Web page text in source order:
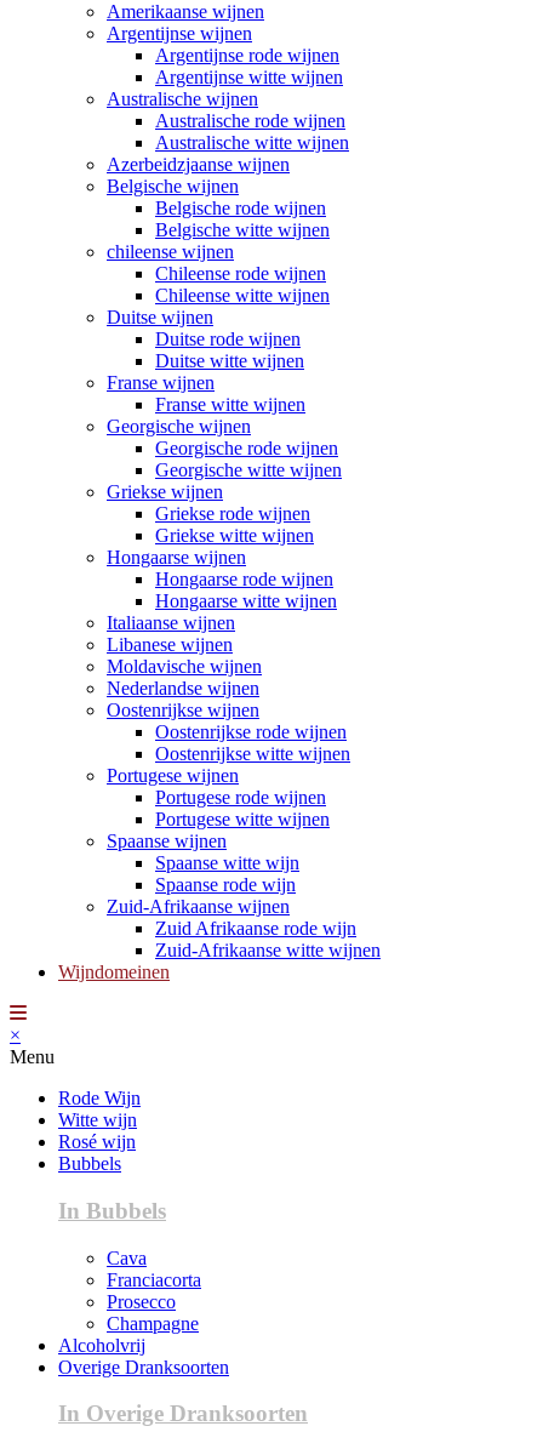
Amerikaanse wijnen
Argentijnse wijnen
Argentijnse rode wijnen
Argentijnse witte wijnen
Australische wijnen
Australische rode wijnen
Australische witte wijnen
Azerbeidzjaanse wijnen
Belgische wijnen
Belgische rode wijnen
Belgische witte wijnen
chileense wijnen
Chileense rode wijnen
Chileense witte wijnen
Duitse wijnen
Duitse rode wijnen
Duitse witte wijnen
Franse wijnen
Franse witte wijnen
Georgische wijnen
Georgische rode wijnen
Georgische witte wijnen
Griekse wijnen
Griekse rode wijnen
Griekse witte wijnen
Hongaarse wijnen
Hongaarse rode wijnen
Hongaarse witte wijnen
Italiaanse wijnen
Libanese wijnen
Moldavische wijnen
Nederlandse wijnen
Oostenrijkse wijnen
Oostenrijkse rode wijnen
Oostenrijkse witte wijnen
Portugese wijnen
Portugese rode wijnen
Portugese witte wijnen
Spaanse wijnen
Spaanse witte wijn
Spaanse rode wijn
Zuid-Afrikaanse wijnen
Zuid Afrikaanse rode wijn
Zuid-Afrikaanse witte wijnen
Wijndomeinen
×
Menu
Rode Wijn
Witte wijn
Rosé wijn
Bubbels
In Bubbels
Cava
Franciacorta
Prosecco
Champagne
Alcoholvrij
Overige Dranksoorten
In Overige Dranksoorten